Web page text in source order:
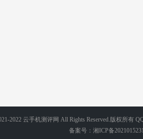
2022 云手机测评网 All Rights Reserved.版权所有
备案号： 湘ICP备